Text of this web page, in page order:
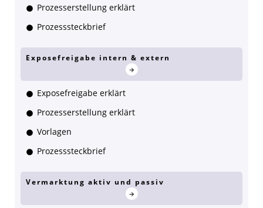
Prozesserstellung erklärt
Prozesssteckbrief
Exposefreigabe intern & extern
Exposefreigabe erklärt
Prozesserstellung erklärt
Vorlagen
Prozesssteckbrief
Vermarktung aktiv und passiv